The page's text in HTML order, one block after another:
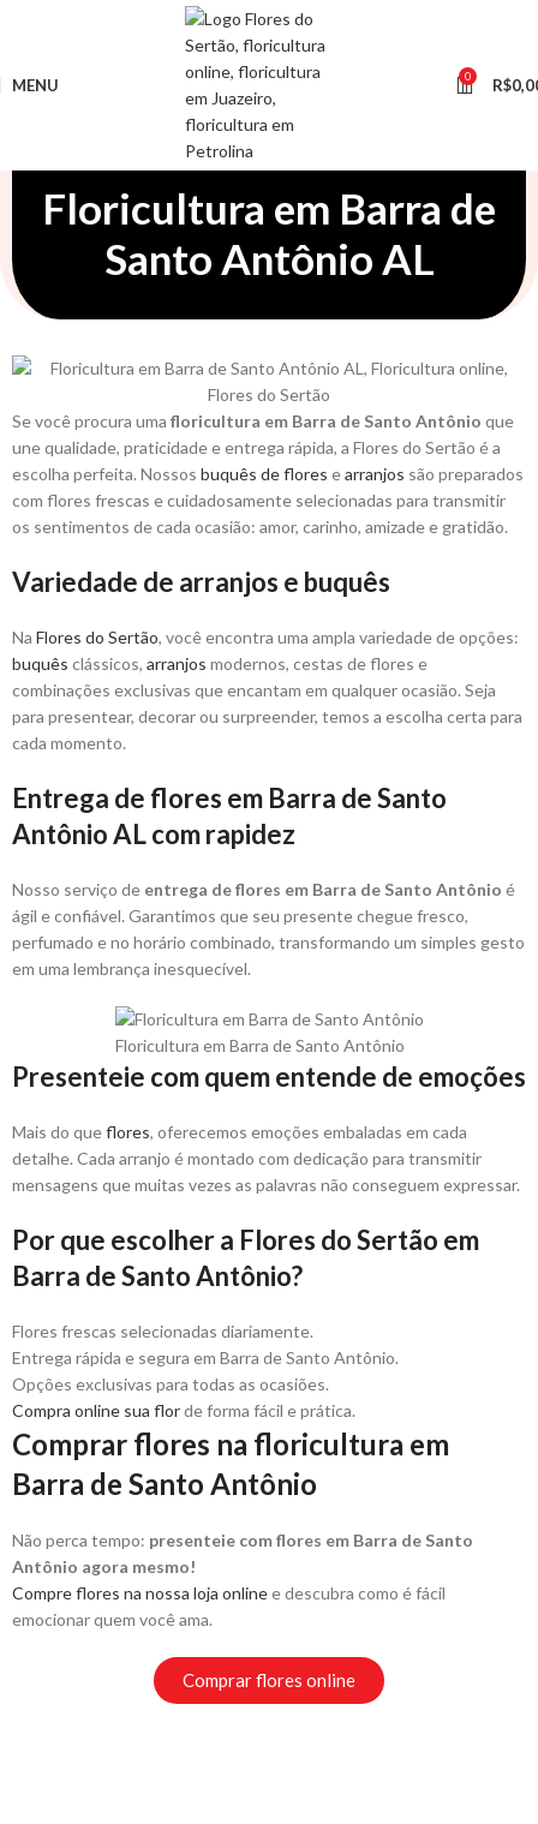
MENU 0 R$
Floricultura em Barra de
Santo Antônio AL
Se você procura uma floricultura em Barra de Santo Antônio que
une qualidade, praticidade e entrega rápida, a Flores do Sertão é a
escolha perfeita. Nossos buquês de flores earranjos são preparados
com flores frescas e cuidadosamente selecionadas para transmitir
os sentimentos de cada ocasião: amor, carinho, amizade e gratidão.
Variedade de arranjos e buquês
Na Flores do Sertão, você encontra uma ampla variedade de opções:
buquês clássicos, arranjos modernos, cestas de flores e
combinações exclusivas que encantam em qualquer ocasião. Seja
para presentear, decorar ou surpreender, temos a escolha certa para
cada momento.
Entrega de flores em Barra de Santo
Antônio AL com rapidez
Nosso serviço de entrega de flores em Barra de Santo Antônio é
ágil e confiável. Garantimos que seu presente chegue fresco,
perfumado e no horário combinado, transformando um simples gesto
em uma lembrança inesquecível.
Floricultura em Barra de Santo Antônio
Presenteie com quem entende de emoções
Mais do queflores, oferecemos emoções embaladas em cada
detalhe. Cada arranjo é montado com dedicação para transmitir
mensagens que muitas vezes as palavras não conseguem expressar.
Por que escolher a Flores do Sertão em
Barra de Santo Antônio?
Flores frescas selecionadas diariamente.
Entrega rápida e segura em Barra de Santo Antônio.
Opções exclusivas para todas as ocasiões.
Compra online sua florde forma fácil e prática.
Comprar flores na floricultura em
Barra de Santo Antônio
Não perca tempo: presenteie com flores em Barra de Santo
Antônio agora mesmo!
Compre flores na nossa loja onlinee descubra como é fácil
emocionar quem você ama.
Comprar flores online